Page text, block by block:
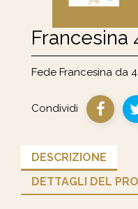
Francesina
Fede Francesina da
Condividi
DESCRIZIONE
DETTAGLI DEL